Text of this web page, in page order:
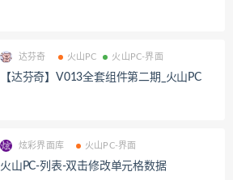
达芬奇 火山PC 火山PC-界面
【达芬奇】V013全套组件第二期_火山PC
炫彩界面库 火山PC-界面
火山PC-列表-双击修改单元格数据